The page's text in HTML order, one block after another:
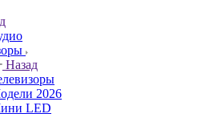
Назад
2026
LED